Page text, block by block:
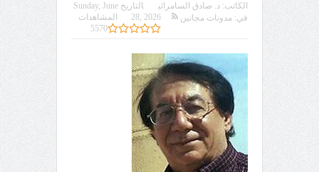
الكاتب: د. صادق السامرائي التاريخ Sunday, June
28, 2026
في: مدونات مجانين
المشاهدات
5570